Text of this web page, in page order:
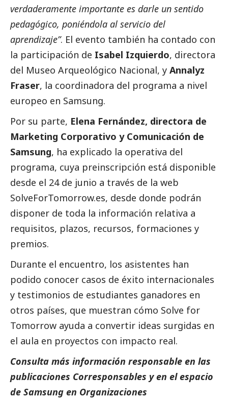
verdaderamente importante es darle un sentido
pedagógico, poniéndola al servicio del
aprendizaje”. El evento también ha contado con
la participación de Isabel Izquierdo, directora
del Museo Arqueológico Nacional, y Annalyz
Fraser, la coordinadora del programa a nivel
europeo en Samsung.
Por su parte, Elena Fernández, directora de
Marketing Corporativo y Comunicación de
Samsung, ha explicado la operativa del
programa, cuya preinscripción está disponible
desde el 24 de junio a través de la web
SolveForTomorrow.es, desde donde podrán
disponer de toda la información relativa a
requisitos, plazos, recursos, formaciones y
premios.
Durante el encuentro, los asistentes han
podido conocer casos de éxito internacionales
y testimonios de estudiantes ganadores en
otros países, que muestran cómo Solve for
Tomorrow ayuda a convertir ideas surgidas en
el aula en proyectos con impacto real.
Consulta más información responsable en las
publicaciones Corresponsables y en el espacio
de Samsung en Organizaciones